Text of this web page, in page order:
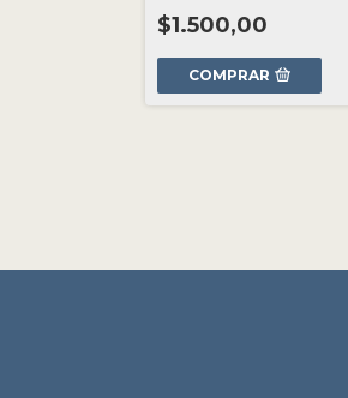
$1.500,00
COMPRAR